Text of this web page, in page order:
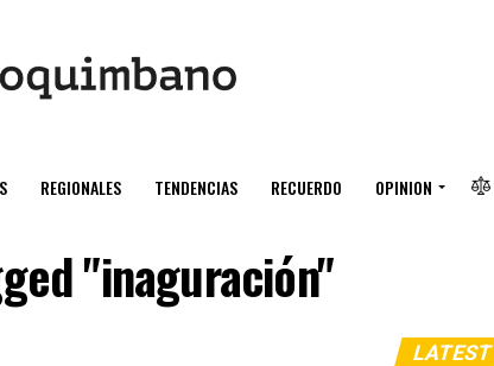
REGIONALES TENDENCIAS RECUERDO OPINION
"inaguración"
LATEST